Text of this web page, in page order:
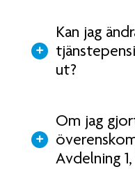
Kan jag
ut?
Om jag
Avdelning